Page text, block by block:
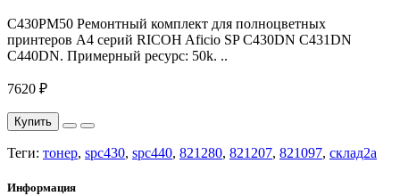
C430PM50 Ремонтный комплект для полноцветных
принтеров A4 серий RICOH Aficio SP C430DN C431DN
C440DN. Примерный ресурс: 50k. ..
7620 ₽
Купить
Теги: тонер, spc430, spc440, 821280, 821207, 821097, склад2а
Информация